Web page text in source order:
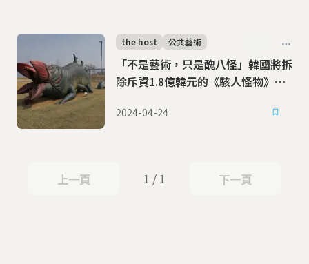
「不是藝術，只是醜八怪」韓國將拆
除斥資1.8億韓元的《駭人怪物》雕
the host 公共藝術
2024-04-24
上一頁
上一頁 1 / 1 下一頁
下一頁